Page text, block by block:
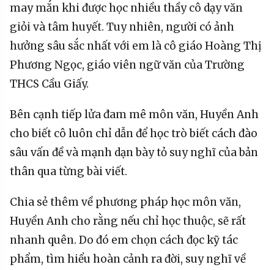
may mắn khi được học nhiều thầy cô dạy văn
giỏi và tâm huyết. Tuy nhiên, người có ảnh
hưởng sâu sắc nhất với em là cô giáo Hoàng Thị
Phương Ngọc, giáo viên ngữ văn của Trường
THCS Cầu Giấy.
Bên cạnh tiếp lửa đam mê môn văn, Huyền Anh
cho biết cô luôn chỉ dẫn để học trò biết cách đào
sâu vấn đề và mạnh dạn bày tỏ suy nghĩ của bản
thân qua từng bài viết.
Chia sẻ thêm về phương pháp học môn văn,
Huyền Anh cho rằng nếu chỉ học thuộc, sẽ rất
nhanh quên. Do đó em chọn cách đọc kỹ tác
phẩm, tìm hiểu hoàn cảnh ra đời, suy nghĩ về